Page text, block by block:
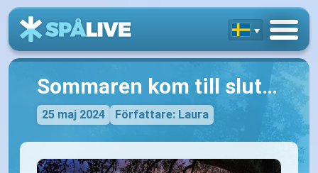
Sommaren kom till slut…
25 maj 2024 Författare: Laura